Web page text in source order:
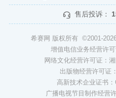
售后投诉：
希赛网 版权所有 ©2001-
增值电信业务经营许
网络文化经营许可证：
出版物经营许可证
高新技术企业证书
广播电视节目制作经营